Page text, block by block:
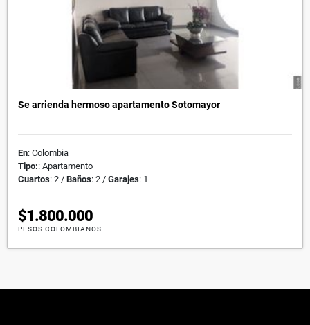
Se arrienda hermoso apartamento Sotomayor
En: Colombia
Tipo:: Apartamento
Cuartos: 2 / Baños: 2 / Garajes: 1
$1.800.000
PESOS COLOMBIANOS